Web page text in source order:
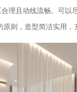
且动线流畅。可以
则，造型简洁实用，